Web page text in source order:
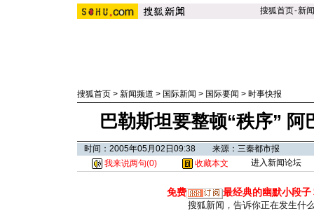
搜狐首页-新闻
搜狐首页 > 新闻频道 > 国际新闻 > 国际要闻 > 时事快报
巴勒斯坦要整顿“秩序” 阿
时间：2005年05月02日09:38 来源：三秦都市报
我来说两句(0) 收藏本文 进入新闻论坛
免费 最经典的幽默小段子
搜狐新闻，告诉你正在发生什